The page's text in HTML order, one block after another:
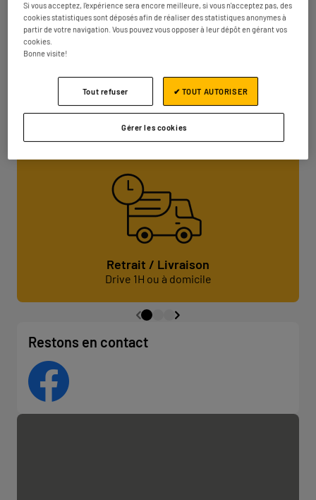
Retrait / Livraison
Drive 1H ou à domicile
Restons en contact
Facebook
Si vous acceptez, l'expérience sera encore meilleure, si vous n'acceptez pas, des
cookies statistiques sont déposés afin de réaliser des statistiques anonymes à
partir de votre navigation. Vous pouvez vous opposer à leur dépôt en gérant vos
cookies.
Bonne visite!
Gérer les cookies
Tout refuser ✔ TOUT AUTORISER